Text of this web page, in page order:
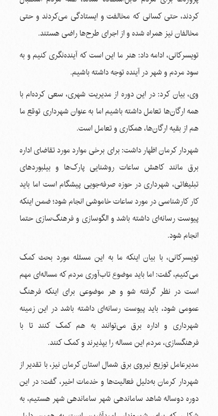
کردند، حتی کسانی که مخالفت و ایستادگی می‌کردند و حتی
مخالفان نیز همراه شده و از اجرای طرح‌ها راضی هستند.
تویسرکانی، ادامه داد: هنر ما این است که آینده‌نگری کنیم و به
سود مردم و شهر در آینده توجه داشته باشیم.
وی، بیان کرد: در این دوره از مدیریت شهری، سعی کرده‌ام با
همه ارگان‌ها تعامل داشته باشیم اما به عنوان شهرداری توقع ما
هم از بقیه ارگان‌ها، همکاری و تعامل است.
شهردار کرمان اظهار داشت: برای برخی موارد مورد تقاضای اداره
برق مانند کاهش ساعات روشنایی پارک‌ها و بیلبوردهای
تبلیغاتی، شهرداری در حوزه صرفه‌جویی پیشگام است اما باید
کار کارشناسی در مورد ساعات خاموشی انجام شود؛ ضمن اینکه
پیوست رسانه‌ای داشته باشد و الگوسازی و فرهنگ‌سازی حتما
انجام شود.
تویسرکانی، با بیان اینکه ما به این مسئله مورد بحث کمک
می‌کنیم، گفت: اما باید موضوع تاب‌آوری مردم که مساله‌ای مهم
است در نظر گرفته شو و هر موضوعی برای اینکه فرهنگ
عمومی شود، باید پیوست رسانه‌ای داشته باشد در این زمینه
شهرداری و اداره برق می‌توانند به هم کمک کنند تا با
فرهنگسازی، مردم این مساله را بپذیرند و کمک کنند.
مدیرعامل توزیع نیروی برق شمال استان کرمان نیز، با تقدیر از
شهردار کرمان به‌دلیل فعالیت‌ها و خدمات اخیر، گفت: در این
دوره دوساله شاهد ساماندهی شهر ساماندهی شهر هستیم، به‌